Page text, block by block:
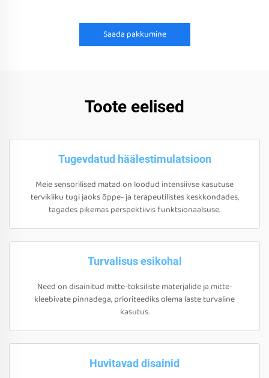
Saada pakkumine
Toote eelised
Tugevdatud häälestimulatsioon
Meie sensorilised matad on loodud intensiivse kasutuse
tervikliku tugi jaoks õppe- ja terapeutilistes keskkondades,
tagades pikemas perspektiivis funktsionaalsuse.
Turvalisus esikohal
Need on disainitud mitte-toksiliste materjalide ja mitte-
kleebivate pinnadega, prioriteediks olema laste turvaline
kasutus.
Huvitavad disainid